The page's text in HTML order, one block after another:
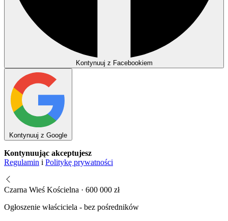
Kontynuuj z Facebookiem
Kontynuuj z Google
Kontynuując akceptujesz
Regulamin i Politykę prywatności
Czarna Wieś Kościelna · 600 000 zł
Ogłoszenie właściciela - bez pośredników